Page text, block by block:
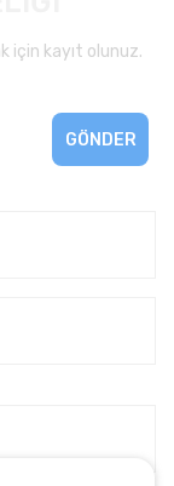
için kayıt olunuz.
GÖNDER